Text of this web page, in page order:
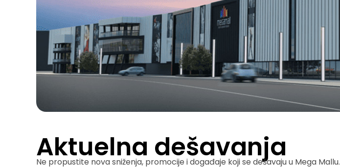
Aktuelna dešavanja
Ne propustite nova sniženja, promocije i događaje koji se dešavaju u Mega Mallu.